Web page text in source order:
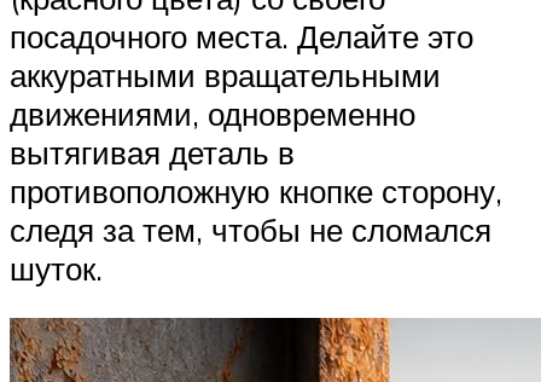
посадочного места. Делайте это
аккуратными вращательными
движениями, одновременно
вытягивая деталь в
противоположную кнопке сторону,
следя за тем, чтобы не сломался
шуток.